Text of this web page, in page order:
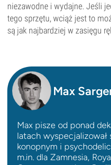
niezawodne i wydajne. Jeśli
tego sprzętu, wciąż jest to
są jak najbardziej w zasięgu
Max
Max pisze od ponad
latach
konopnym i
m.in. dla Zamnesia,